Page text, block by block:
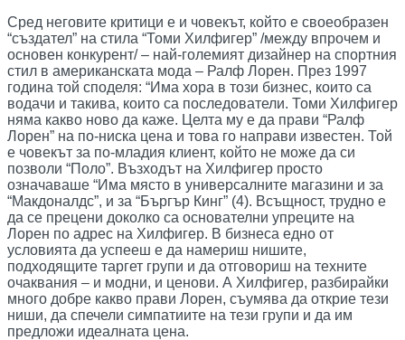
Сред неговите критици е и човекът, който е своеобразен
“създател” на стила “Томи Хилфигер” /между впрочем и
основен конкурент/ – най-големият дизайнер на спортния
стил в американската мода – Ралф Лорен. През 1997
година той споделя: “Има хора в този бизнес, които са
водачи и такива, които са последователи. Томи Хилфигер
няма какво ново да каже. Целта му е да прави “Ралф
Лорен” на по-ниска цена и това го направи известен. Той
е човекът за по-младия клиент, който не може да си
позволи “Поло”. Възходът на Хилфигер просто
означаваше “Има място в универсалните магазини и за
“Макдоналдс”, и за “Бъргър Кинг” (4). Всъщност, трудно е
да се прецени доколко са основателни упреците на
Лорен по адрес на Хилфигер. В бизнеса едно от
условията да успееш е да намериш нишите,
подходящите таргет групи и да отговориш на техните
очаквания – и модни, и ценови. А Хилфигер, разбирайки
много добре какво прави Лорен, съумява да открие тези
ниши, да спечели симпатиите на тези групи и да им
предложи идеалната цена.